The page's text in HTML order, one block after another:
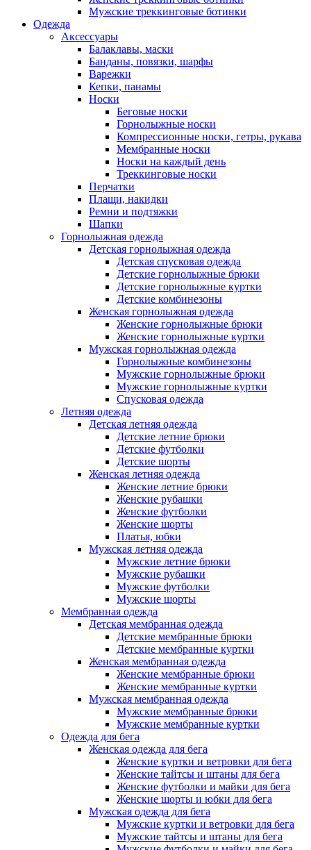
Мужские треккинговые ботинки
Одежда
Аксессуары
Балаклавы, маски
Банданы, повязки, шарфы
Варежки
Кепки, панамы
Носки
Беговые носки
Горнолыжные носки
Компрессионные носки, гетры, рукава
Мембранные носки
Носки на каждый день
Треккинговые носки
Перчатки
Плащи, накидки
Ремни и подтяжки
Шапки
Горнолыжная одежда
Детская горнолыжная одежда
Детская спусковая одежда
Детские горнолыжные брюки
Детские горнолыжные куртки
Детские комбинезоны
Женская горнолыжная одежда
Женские горнолыжные брюки
Женские горнолыжные куртки
Мужская горнолыжная одежда
Горнолыжные комбинезоны
Мужские горнолыжные брюки
Мужские горнолыжные куртки
Спусковая одежда
Летняя одежда
Детская летняя одежда
Детские летние брюки
Детские футболки
Детские шорты
Женская летняя одежда
Женские летние брюки
Женские рубашки
Женские футболки
Женские шорты
Платья, юбки
Мужская летняя одежда
Мужские летние брюки
Мужские рубашки
Мужские футболки
Мужские шорты
Мембранная одежда
Детская мембранная одежда
Детские мембранные брюки
Детские мембранные куртки
Женская мембранная одежда
Женские мембранные брюки
Женские мембранные куртки
Мужская мембранная одежда
Мужские мембранные брюки
Мужские мембранные куртки
Одежда для бега
Женская одежда для бега
Женские куртки и ветровки для бега
Женские тайтсы и штаны для бега
Женские футболки и майки для бега
Женские шорты и юбки для бега
Мужская одежда для бега
Мужские куртки и ветровки для бега
Мужские тайтсы и штаны для бега